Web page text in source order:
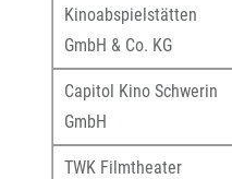
Kinoabspielstätten
GmbH & Co. KG
Capitol Kino Schwerin
GmbH
TWK Filmtheater